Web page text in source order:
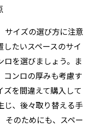
サイズの選び方に注意
たいスペースのサイ
ロを選びましょう。ま
コンロの厚みも考慮す
ズを間違えて購入して
じ、後々取り替える手
そのためにも、スペー